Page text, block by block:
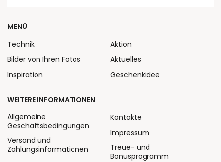
MENÜ
Technik
Bilder von Ihren Fotos
Inspiration
Aktion
Aktuelles
Geschenkidee
WEITERE INFORMATIONEN
Allgemeine
Geschäftsbedingungen
Versand und
Zahlungsinformationen
Kontakte
Impressum
Treue- und
Bonusprogramm